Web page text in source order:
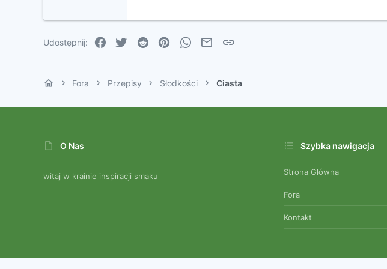
26
Trebuchet MS
Udostępnij: Facebook
Twitter Reddit PinterestWhatsApp
EmailLink
Fora Przepisy Słodkości Ciasta
O Nas
witaj w krainie inspiracji smaku
Szybka nawigacja
Strona Główna
Fora
Kontakt